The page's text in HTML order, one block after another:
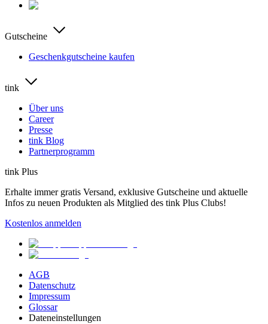
Gutscheine
Geschenkgutscheine kaufen
tink
Über uns
Career
Presse
tink Blog
Partnerprogramm
tink Plus
Erhalte immer gratis Versand, exklusive Gutscheine und aktuelle
Infos zu neuen Produkten als Mitglied des tink Plus Clubs!
Kostenlos anmelden
AGB
Datenschutz
Impressum
Glossar
Dateneinstellungen